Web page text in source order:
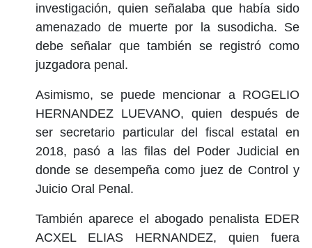
investigación, quien señalaba que había sido
amenazado de muerte por la susodicha. Se
debe señalar que también se registró como
juzgadora penal.
Asimismo, se puede mencionar a ROGELIO
HERNANDEZ LUEVANO, quien después de
ser secretario particular del fiscal estatal en
2018, pasó a las filas del Poder Judicial en
donde se desempeña como juez de Control y
Juicio Oral Penal.
También aparece el abogado penalista EDER
ACXEL ELIAS HERNANDEZ, quien fuera